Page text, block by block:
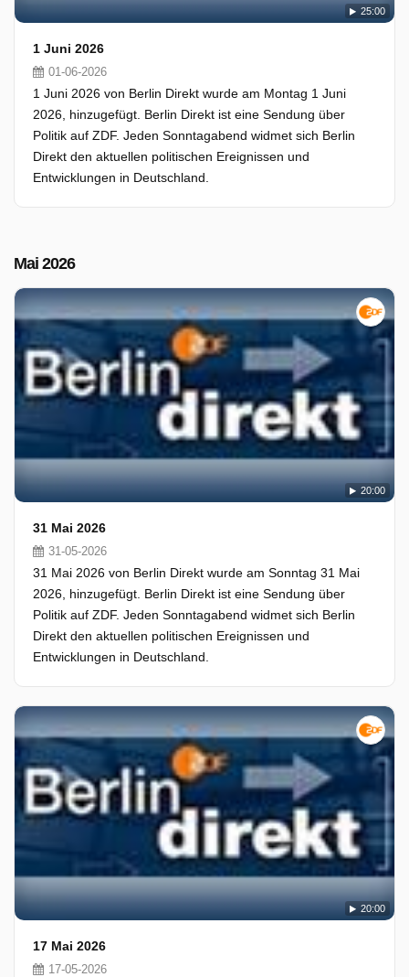
25:00
1 Juni 2026
01-06-2026
1 Juni 2026 von Berlin Direkt wurde am Montag 1 Juni
2026, hinzugefügt. Berlin Direkt ist eine Sendung über
Politik auf ZDF. Jeden Sonntagabend widmet sich Berlin
Direkt den aktuellen politischen Ereignissen und
Entwicklungen in Deutschland.
Mai 2026
20:00
31 Mai 2026
31-05-2026
31 Mai 2026 von Berlin Direkt wurde am Sonntag 31 Mai
2026, hinzugefügt. Berlin Direkt ist eine Sendung über
Politik auf ZDF. Jeden Sonntagabend widmet sich Berlin
Direkt den aktuellen politischen Ereignissen und
Entwicklungen in Deutschland.
20:00
17 Mai 2026
17-05-2026